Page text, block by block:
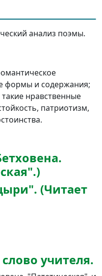
анализ поэмы.
формы и содержания;
нравственные
патриотизм,
(Читает
учителя.